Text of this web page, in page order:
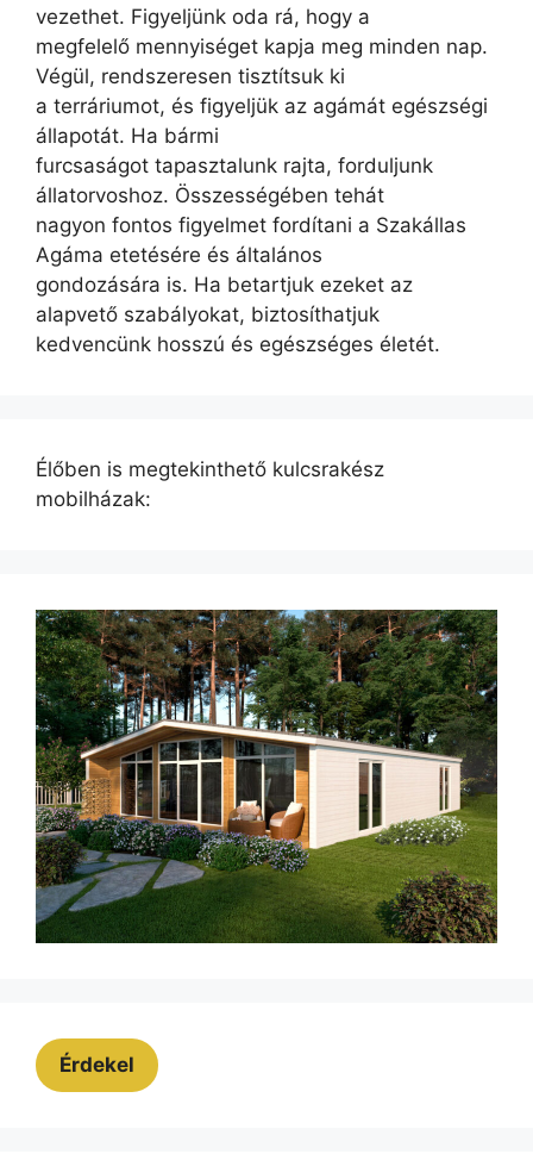
vezethet. Figyeljünk oda rá, hogy a
megfelelő mennyiséget kapja meg minden nap.
Végül, rendszeresen tisztítsuk ki
a terráriumot, és figyeljük az agámát egészségi
állapotát. Ha bármi
furcsaságot tapasztalunk rajta, forduljunk
állatorvoshoz. Összességében tehát
nagyon fontos figyelmet fordítani a Szakállas
Agáma etetésére és általános
gondozására is. Ha betartjuk ezeket az
alapvető szabályokat, biztosíthatjuk
kedvencünk hosszú és egészséges életét.
Élőben is megtekinthető kulcsrakész
mobilházak:
Érdekel